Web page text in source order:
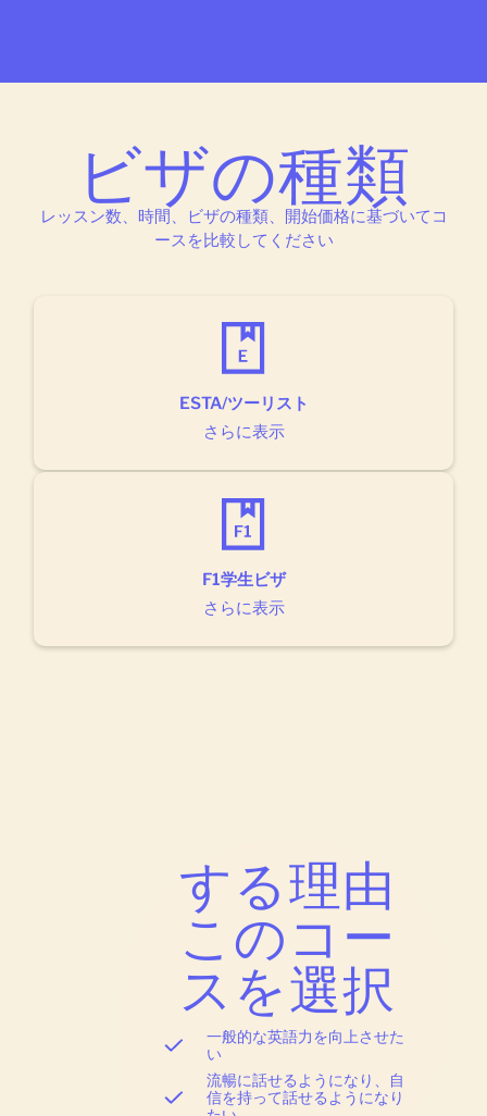
ビザの種類
レッスン数、時間、ビザの種類、開始価格に基づいてコ
ースを比較してください
ESTA/ツーリスト
さらに表示
F1学生ビザ
さらに表示
する理由
このコー
スを選択
一般的な英語力を向上させた
い
流暢に話せるようになり、自
信を持って話せるようになり